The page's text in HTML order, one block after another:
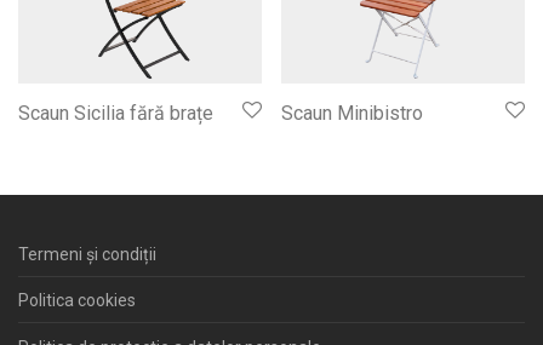
Scaun Sicilia fără brațe Scaun Minibistro
Termeni și condiții
Politica cookies